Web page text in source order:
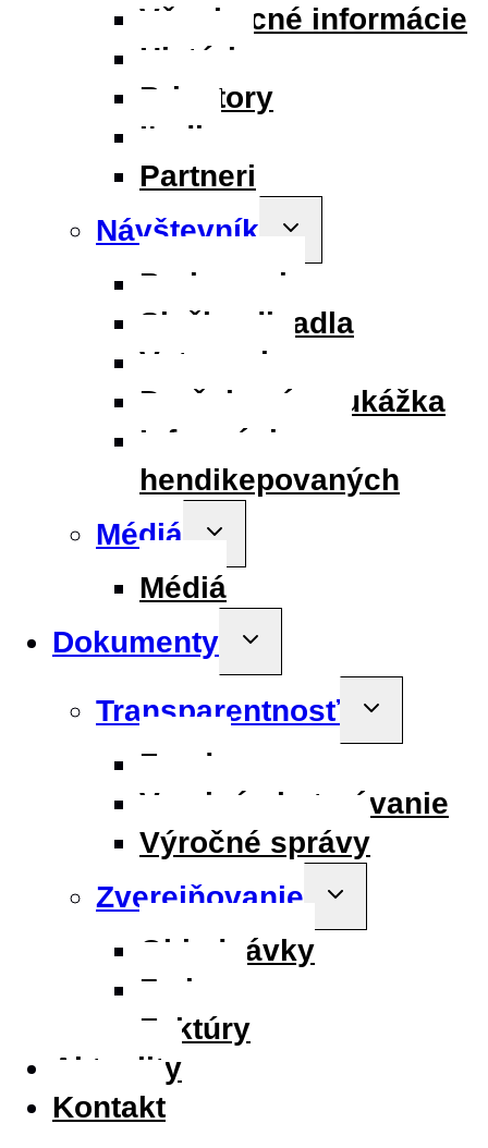
Všeobecné informácie
História
Priestory
Ľudia
Partneri
Návštevník
Toggle
menu
Parkovanie
Služby divadla
Vstupenky
Darčeková poukážka
Informácie pre
hendikepovaných
Médiá
Toggle
menu
Médiá
Dokumenty
Toggle
menu
Transparentnosť
Toggle
menu
Fondy
Verejné obstarávanie
Výročné správy
Zverejňovanie
Toggle
menu
Objednávky
Zmluvy
Faktúry
Aktuality
Kontakt